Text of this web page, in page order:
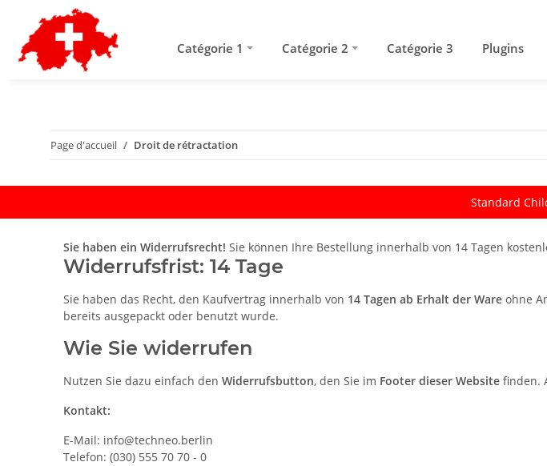
Catégorie 1 Catégorie 2 Catégorie 3 Plugins
Page d'accueil Droit de rétractation
Standard
Sie haben ein Widerrufsrecht! Sie können Ihre Bestellung innerhalb von 14 Tagen
Widerrufsfrist: 14 Tage
Sie haben das Recht, den Kaufvertrag innerhalb von 14 Tagen ab Erhalt der Ware ohne
bereits ausgepackt oder benutzt wurde.
Wie Sie widerrufen
Nutzen Sie dazu einfach den Widerrufsbutton, den Sie im Footer dieser Website finden.
Kontakt:
E-Mail: info@techneo.berlin
Telefon: (030) 555 70 70 - 0